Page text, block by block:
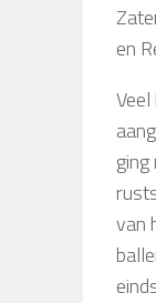
en
van